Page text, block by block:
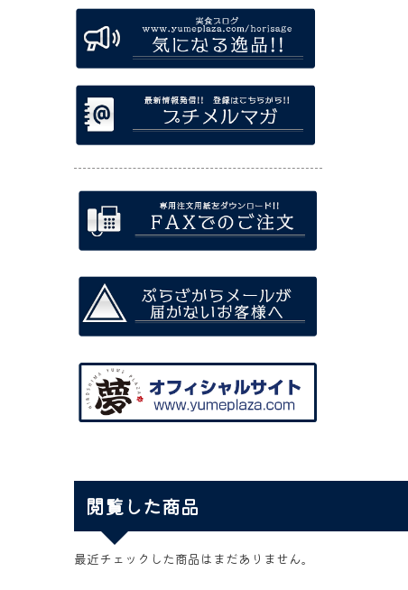
閲覧した商品
最近チェックした商品はまだありません。